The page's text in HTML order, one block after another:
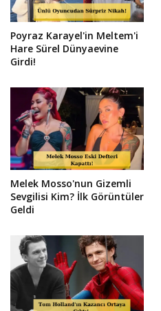
Poyraz Karayel'in Meltem'i
Hare Sürel Dünyaevine
Girdi!
Melek Mosso'nun Gizemli
Sevgilisi Kim? İlk Görüntüler
Geldi